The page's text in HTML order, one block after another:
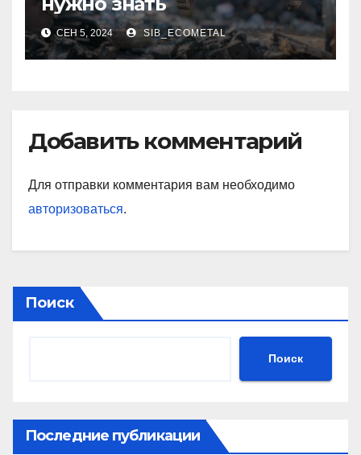
СЕН 5, 2024 SIB_ECOMETAL
Добавить комментарий
Для отправки комментария вам необходимо
авторизоваться.
Поиск
Поиск
Последние публикации